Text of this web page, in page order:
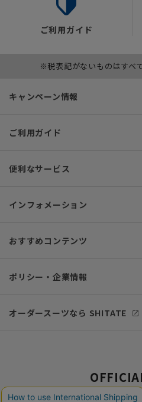
ご利用ガイド
※税表記がないものはすべ
キャンペーン情報
ご利用ガイド
便利なサービス
インフォメーション
おすすめコンテンツ
ポリシー・企業情報
オーダースーツなら SHITATE